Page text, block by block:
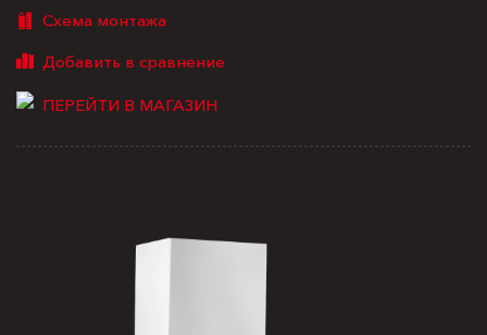
Схема монтажа
ПЕРЕЙТИ В МАГАЗИН